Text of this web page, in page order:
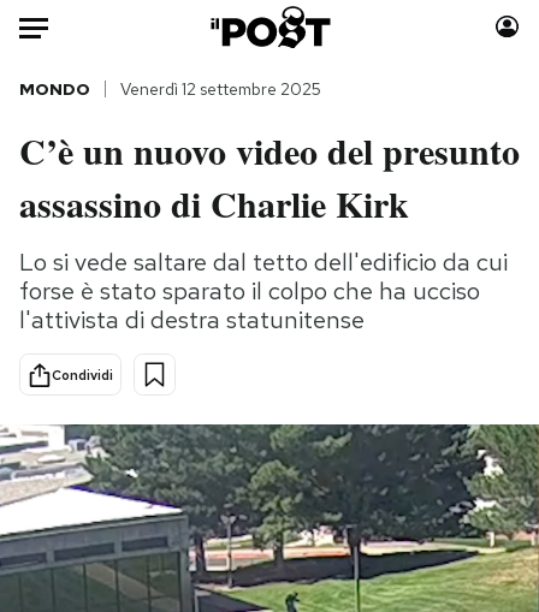
Auto
HOME
Italia
Politica
Tecnologia
Scienza
Economia
Sport
Moda
Consumismi
Storie/Idee
Altrecose
Mondiali calcio 2026
PODCAST
MONDO Venerdì 12 settembre 2025
C’è un nuovo video del presunto
assassino di Charlie Kirk
Lo si vede saltare dal tetto dell'edificio da cui
forse è stato sparato il colpo che ha ucciso
l'attivista di destra statunitense
Condividi